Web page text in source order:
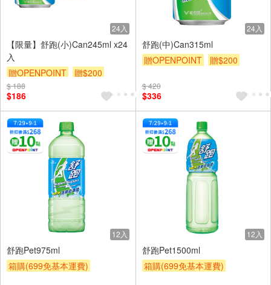
24入
【限量】舒跑(小)Can245ml x24
入
贈OPENPOINT
贈$200
$ 188
$186
24入
舒跑(中)Can315ml
贈OPENPOINT
贈$200
$ 420
$336
12入
舒跑Pet975ml
箱購(699免基本運費)
12入
舒跑Pet1500ml
箱購(699免基本運費)